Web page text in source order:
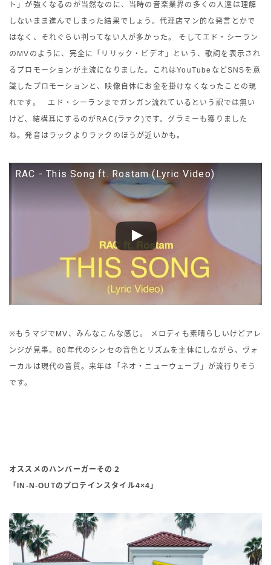
ト」が強くなるのが当然なのに、当時の音楽業界の多くの人達は理解
しないまま進んでしまった結果でしょう。代理店マン的な発言とかで
はなく、それぐらい判ってない人が多かった。 そしてエド・シーラン
のMVのように、完全に「リリック・ビデオ」という、歌詞を表示され
るプロモーションが主流になりました。これはYouTubeなどSNSを意
識したプロモーションと、映像自体にお金を掛けなくなったことの現
れです。 エド・シーランまでガンガン流れているという訳では無い
けど、結構耳にするのがRAC(ラァク)です。グラミーも獲りました
ね。発音はラックよりラァクのほうが近いかも。
RAC - This Song ft. Rostam (Lyric Video)
※もうマジでMV、みんなこんな感じ。 メロディも素晴らしいけどアレ
ンジが見事。80年代のシンセの音色とリズムを主体にしながら、ヴォ
ーカルは現代の音質。来年は「ネオ・ニューウェーブ」が流行りそう
です。
オススメのハンバーガーその２
「IN-N-OUTのプロテインスタイル4×4」